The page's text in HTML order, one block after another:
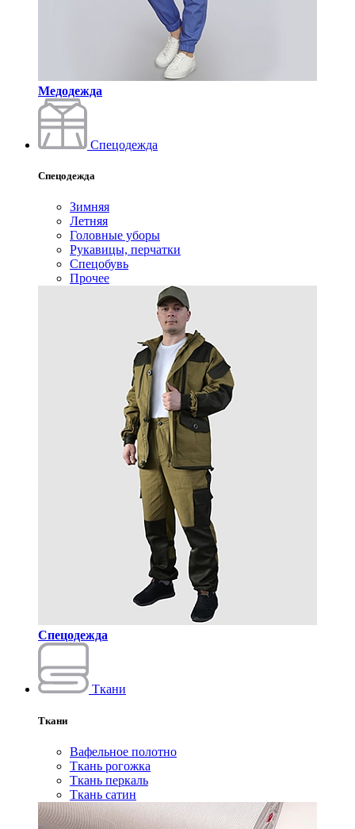
Медодежда
Спецодежда
Спецодежда
Зимняя
Летняя
Головные уборы
Рукавицы, перчатки
Спецобувь
Прочее
Спецодежда
Ткани
Ткани
Вафельное полотно
Ткань рогожка
Ткань перкаль
Ткань сатин